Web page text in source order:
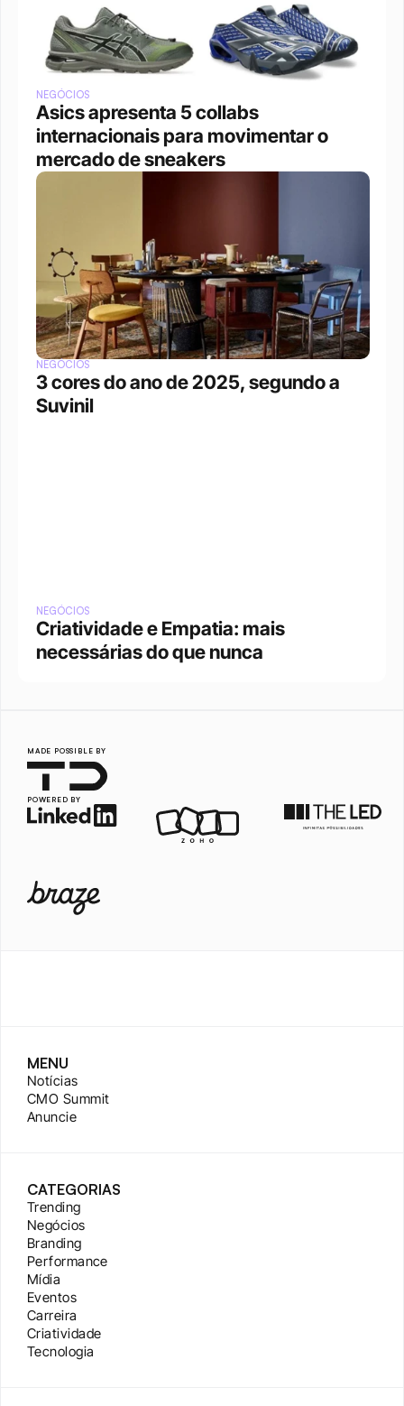
NEGÓCIOS
Asics apresenta 5 collabs
internacionais para movimentar o
mercado de sneakers
NEGÓCIOS
3 cores do ano de 2025, segundo a
Suvinil
NEGÓCIOS
Criatividade e Empatia: mais
necessárias do que nunca
MADE POSSIBLE BY
POWERED BY
MENU
Notícias
CMO Summit
Anuncie
CATEGORIAS
Trending
Negócios
Branding
Performance
Mídia
Eventos
Carreira
Criatividade
Tecnologia